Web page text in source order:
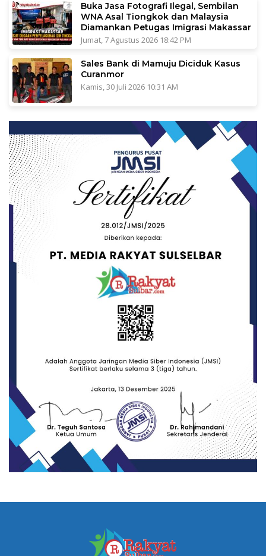
Buka Jasa Fotografi Ilegal, Sembilan
WNA Asal Tiongkok dan Malaysia
Diamankan Petugas Imigrasi Makassar
Jumat, 7 Agustus 2026 18:42 PM
Sales Bank di Mamuju Diciduk Kasus
Curanmor
Kamis, 30 Juli 2026 10:31 AM